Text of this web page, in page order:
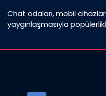
Chat odaları, mobil
yaygınlaşmasıyla